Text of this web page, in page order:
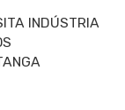
INDÚSTRIA